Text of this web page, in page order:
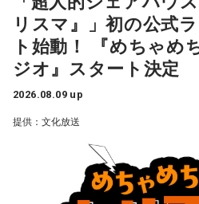
奥迫：その時間がもったいないで
江原：もったいない！ それで絶
LINEとかで。チャラチャラした
ど、その結婚される方は気の毒ね
年も付き合っておいてそんなこと
パートナーの奥迫協子、パーソナ
交通省など理系の方が活躍でき
す。しかし、国家公務員採用試
で、各府省が採用したい理系人材
ず、それが課題となっているそう
ワークを活用した柔軟な勤務が可
に、男性の育児休業取得率は8割
る職員も増加しています。初任給
水準を踏まえて改善されており、
スもあります。実際、国家公務員
上で、高校教師です。とてもひょ
と楽しくて、すぐに仲良くなりま
く、3年半以上、毎日LINEをし
り、海に行ったり、お花見をした
楽しい時間を過ごしていました。
男性との繋がりが日常になってい
朝イチに職場で話を聞くと、彼は
がいて、入籍すると言われました
て、その場はおめでとうございま
リスマ』」初の公式
ト始動！ 『めちゃめ
ジオ』スタート決定
2026.08.09 up
提供：文化放送